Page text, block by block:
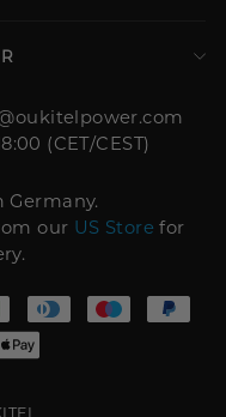
(CET/CEST)
Germany.
our US Store for